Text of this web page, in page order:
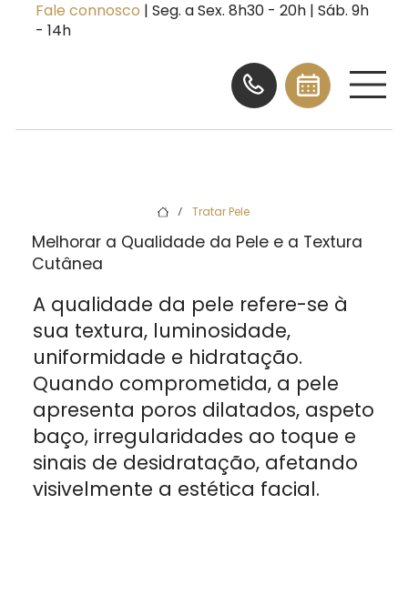
Fale connosco | Seg. a Sex. 8h30 - 20h | Sáb. 9h
- 14h
/ Tratar Pele
Melhorar a Qualidade da Pele e a Textura
Cutânea
A qualidade da pele refere-se à
sua textura, luminosidade,
uniformidade e hidratação.
Quando comprometida, a pele
apresenta poros dilatados, aspeto
baço, irregularidades ao toque e
sinais de desidratação, afetando
visivelmente a estética facial.